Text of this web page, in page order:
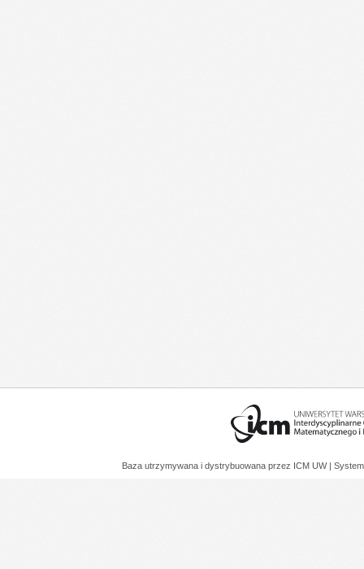
Baza utrzymywana i dystrybuowana przez ICM UW |